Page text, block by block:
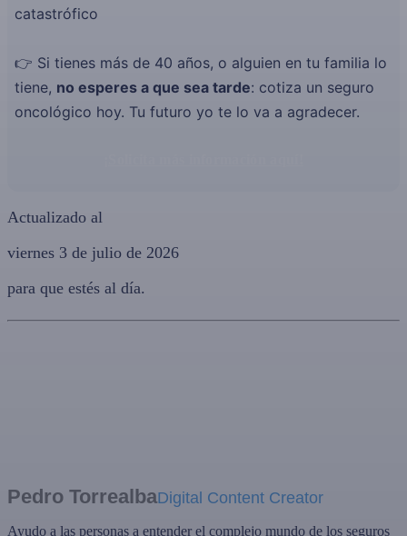
catastrófico
👉 Si tienes más de 40 años, o alguien en tu familia lo
tiene, no esperes a que sea tarde: cotiza un seguro
oncológico hoy. Tu futuro yo te lo va a agradecer.
Actualizado al
viernes 3 de julio de 2026
para que estés al día.
Pedro TorrealbaDigital Content Creator
Ayudo a las personas a entender el complejo mundo de los seguros